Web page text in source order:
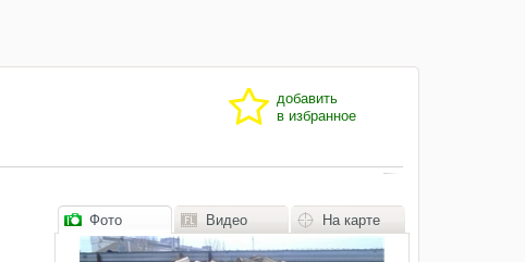
добавить
в избранное
Фото Видео На карте